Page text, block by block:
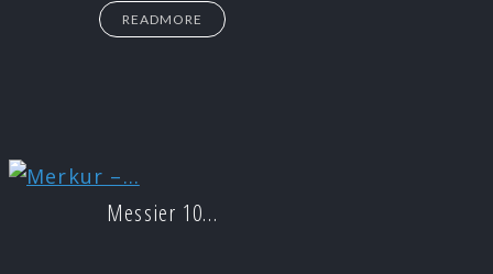
READMORE
Messier 10…